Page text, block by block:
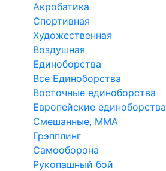
Акробатика
Спортивная
Художественная
Воздушная
Единоборства
Все Единоборства
Восточные единоборства
Европейские единоборства
Смешанные, ММА
Грэпплинг
Самооборона
Рукопашный бой